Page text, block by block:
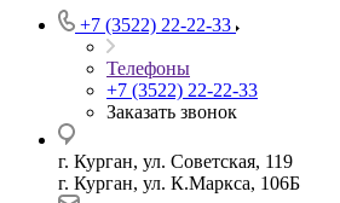
+7 (3522) 22-22-33
Телефоны
+7 (3522) 22-22-33
Заказать звонок
г. Курган, ул. Советская, 119
г. Курган, ул. К.Маркса, 106Б